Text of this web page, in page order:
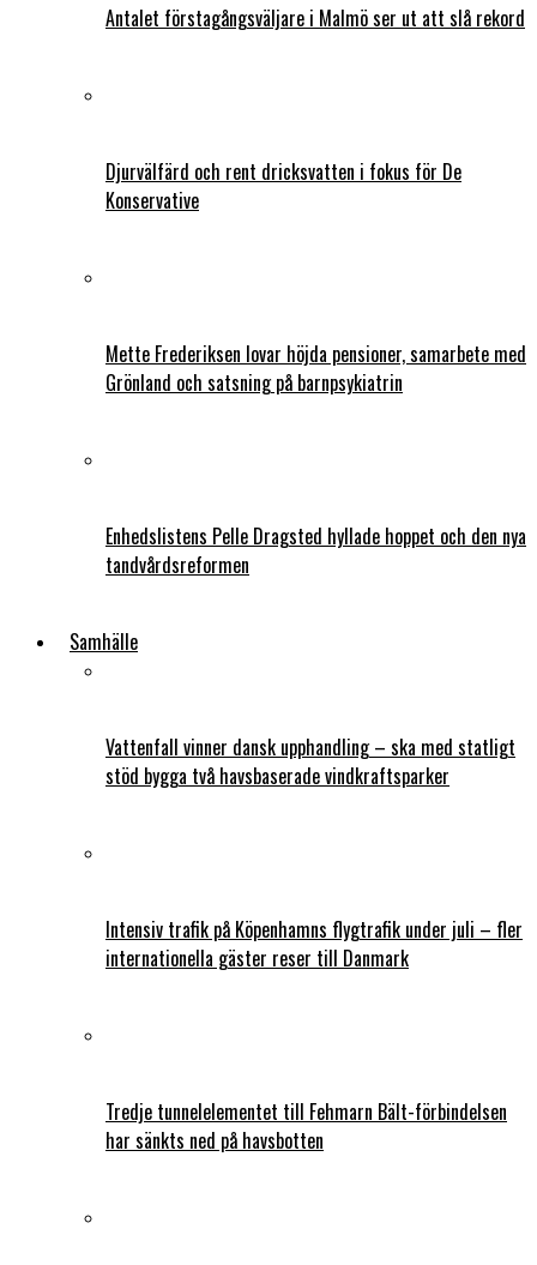
Antalet förstagångsväljare i Malmö ser ut att slå rekord
Djurvälfärd och rent dricksvatten i fokus för De
Konservative
Mette Frederiksen lovar höjda pensioner, samarbete med
Grönland och satsning på barnpsykiatrin
Enhedslistens Pelle Dragsted hyllade hoppet och den nya
tandvårdsreformen
Samhälle
Vattenfall vinner dansk upphandling – ska med statligt
stöd bygga två havsbaserade vindkraftsparker
Intensiv trafik på Köpenhamns flygtrafik under juli – fler
internationella gäster reser till Danmark
Tredje tunnelelementet till Fehmarn Bält-förbindelsen
har sänkts ned på havsbotten